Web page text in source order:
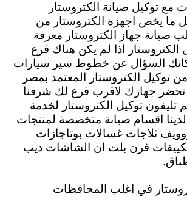
مع توكيل صيانة الكتروستار
ما يخص اجهزة الكتروستار من
صيانة جهاز الكتروستار معرفة
الكتروستار اذا لم يكن هناك فرع
السؤال عن خطوط سير سيارات
من توكيل الكتروستار المعتمد بمصر
تحضر جهازك لاقرب فرع لك شرفنا
تليفون توكيل الكتروستار لخدمة
اقسام صيانة متخصصة لمنتجات
ثلاجات غسالات بوتاجازات
فرن بلت ان الشاشات ديب
في اغلب المحافظات